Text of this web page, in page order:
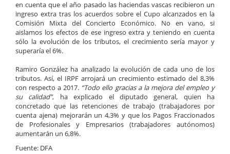
en cuenta que el año pasado las haciendas vascas recibieron un
ingreso extra tras los acuerdos sobre el Cupo alcanzados en la
Comisión Mixta del Concierto Económico. No en vano, si
aislamos los efectos de ese ingreso extra y teniendo en cuenta
sólo la evolución de los tributos, el crecimiento sería mayor y
superaría el 6%.
Ramiro González ha analizado la evolución de cada uno de los
tributos. Así, el IRPF arrojará un crecimiento estimado del 8,3%
con respecto a 2017. “Todo ello gracias a la mejora del empleo y
su calidad”, ha explicado el diputado general, quien ha
concretado que las retenciones de trabajo (trabajadores por
cuenta ajena) mejorarán un 4,3% y que los Pagos Fraccionados
de Profesionales y Empresarios (trabajadores autónomos)
aumentarán un 6,8%.
Fuente: DFA